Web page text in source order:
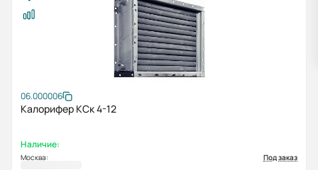
06.000006
Калорифер КСк 4-12
Наличие:
Москва: Под заказ